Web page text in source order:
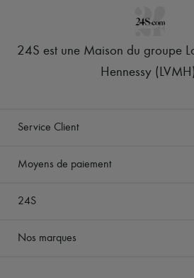
24S est une Maison du groupe
Hennessy (LVMH)
Service Client
Moyens de paiement
24S
Nos marques